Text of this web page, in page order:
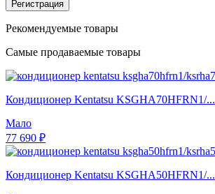
Регистрация
Рекомендуемые товары
Самые продаваемые товары
Кондиционер Kentatsu KSGHA70HFRN1/...
Мало
77 690 ₽
Кондиционер Kentatsu KSGHA50HFRN1/...